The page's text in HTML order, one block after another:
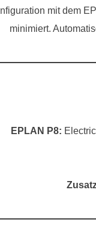
mit dem
minimiert.
EPLAN P8: